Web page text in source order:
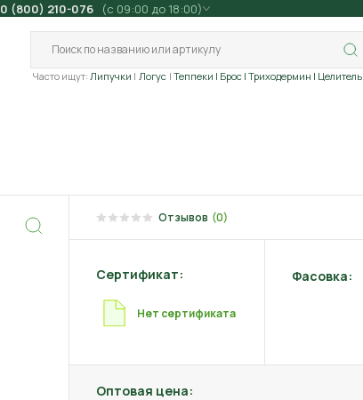
0 (800) 210-076 (с 09:00 до 18:00)
Часто ищут: Липучки Логус Теппеки | Брос | Триходермин | Целитель
Отзывов (0)
Сертификат:
Нет сертификата
Фасовка:
Оптовая цена: